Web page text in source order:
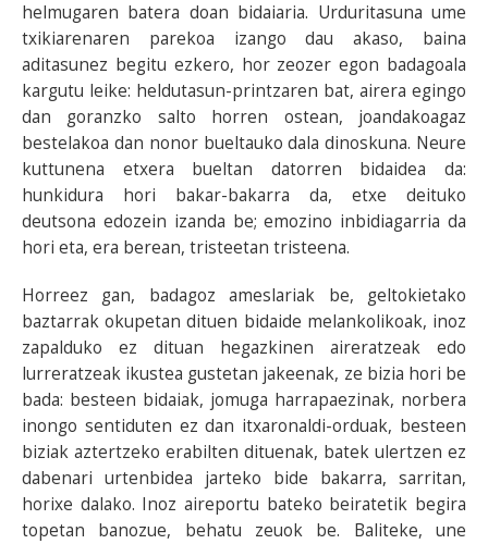
helmugaren batera doan bidaiaria. Urduritasuna ume
txikiarenaren parekoa izango dau akaso, baina
aditasunez begitu ezkero, hor zeozer egon badagoala
kargutu leike: heldutasun-printzaren bat, airera egingo
dan goranzko salto horren ostean, joandakoagaz
bestelakoa dan nonor bueltauko dala dinoskuna. Neure
kuttunena etxera bueltan datorren bidaidea da:
hunkidura hori bakar-bakarra da, etxe deituko
deutsona edozein izanda be; emozino inbidiagarria da
hori eta, era berean, tristeetan tristeena.
Horreez gan, badagoz ameslariak be, geltokietako
baztarrak okupetan dituen bidaide melankolikoak, inoz
zapalduko ez dituan hegazkinen aireratzeak edo
lurreratzeak ikustea gustetan jakeenak, ze bizia hori be
bada: besteen bidaiak, jomuga harrapaezinak, norbera
inongo sentiduten ez dan itxaronaldi-orduak, besteen
biziak aztertzeko erabilten dituenak, batek ulertzen ez
dabenari urtenbidea jarteko bide bakarra, sarritan,
horixe dalako. Inoz aireportu bateko beiratetik begira
topetan banozue, behatu zeuok be. Baliteke, une